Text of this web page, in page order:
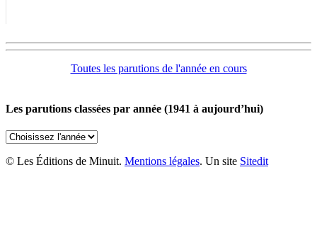
Toutes les parutions de l'année en cours
Les parutions classées par année (1941 à aujourd’hui)
© Les Éditions de Minuit. Mentions légales. Un site Sitedit